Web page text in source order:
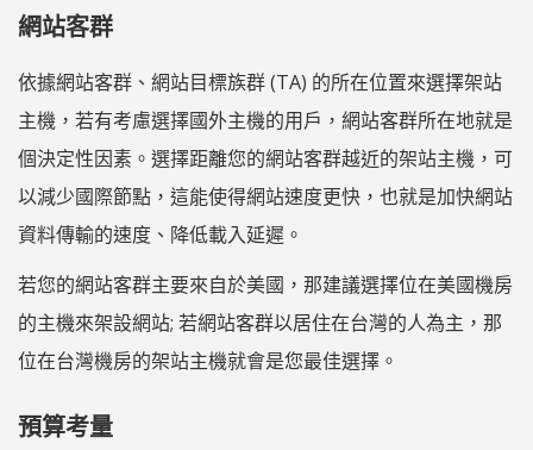
網站客群
依據網站客群、網站目標族群 (TA) 的所在位置來選擇架站
主機，若有考慮選擇國外主機的用戶，網站客群所在地就是
個決定性因素。選擇距離您的網站客群越近的架站主機，可
以減少國際節點，這能使得網站速度更快，也就是加快網站
資料傳輸的速度、降低載入延遲。
若您的網站客群主要來自於美國，那建議選擇位在美國機房
的主機來架設網站; 若網站客群以居住在台灣的人為主，那
位在台灣機房的架站主機就會是您最佳選擇。
預算考量